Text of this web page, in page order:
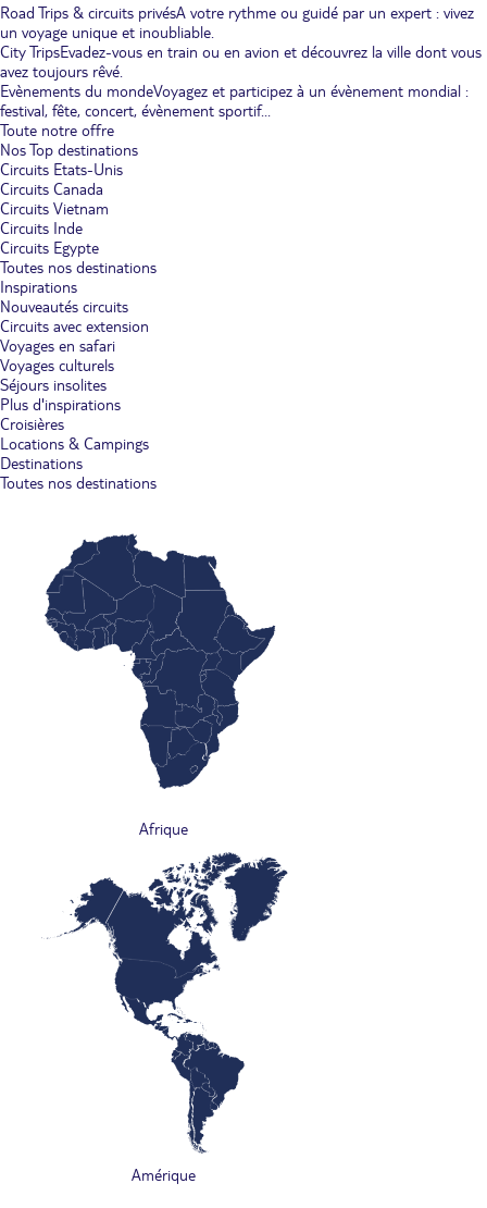
Road Trips & circuits privésA votre rythme ou guidé par un expert : vivez
un voyage unique et inoubliable.
City TripsEvadez-vous en train ou en avion et découvrez la ville dont vous
avez toujours rêvé.
Evènements du mondeVoyagez et participez à un évènement mondial :
festival, fête, concert, évènement sportif...
Toute notre offre
Nos Top destinations
Circuits Etats-Unis
Circuits Canada
Circuits Vietnam
Circuits Inde
Circuits Egypte
Toutes nos destinations
Inspirations
Nouveautés circuits
Circuits avec extension
Voyages en safari
Voyages culturels
Séjours insolites
Plus d'inspirations
Croisières
Locations & Campings
Destinations
Toutes nos destinations
Afrique
Amérique